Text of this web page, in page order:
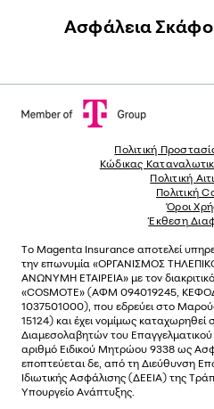
Ασφάλεια
Πολιτική
Κώδικας
Πολιτική
Πολιτική
Όροι
Έκθεση
Το Magenta Insurance αποτελεί
την επωνυµία «ΟΡΓΑΝΙΣΜΟΣ
ΑΝΩΝΥΜΗ ΕΤΑΙΡΕΙΑ» µε τον
«COSMOTE» (ΑΦΜ 094019245,
1037501000), που εδρεύει στο
15124) και έχει νοµίµως
Διαµεσολαβητών του
αριθµό Ειδικού Μητρώου 9338 ως
εποπτεύεται δε, από τη Διεύθυνση
Ιδιωτικής Ασφάλισης (ΔΕΕΙΑ) της
Υπουργείο Ανάπτυξης.